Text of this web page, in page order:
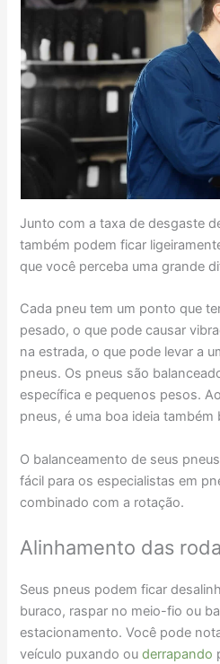
Junto com a taxa de desgaste
também podem ficar
que você perceba uma grande
Cada pneu tem um ponto que
pesado, o que pode causar
na estrada, o que pode levar a
pneus. Os pneus são
específica e pequenos pesos.
pneus, é uma boa ideia também
O balanceamento de seus
fácil para os especialistas em
combinado com a rotação.
Alinhamento das
Seus pneus podem ficar
buraco, raspar no meio-fio ou
estacionamento. Você pode
veículo puxando ouderrapando